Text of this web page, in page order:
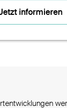
informieren